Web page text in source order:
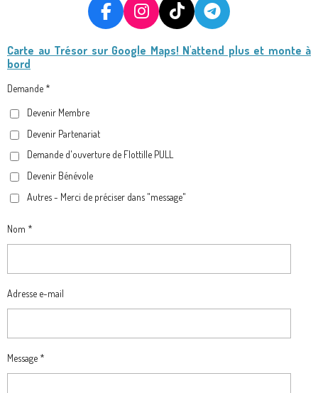
F
C
I
S
M
T
K
T
L
Carte au Trésor sur Google Maps! N'attend plus et monte à
bord
Demande *
Devenir Membre
Devenir Partenariat
Demande d'ouverture de Flottille PULL
Devenir Bénévole
Autres - Merci de préciser dans "message"
Nom *
Adresse e-mail
Message *